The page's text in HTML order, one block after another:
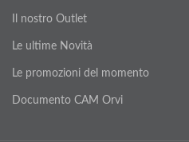
Il nostro Outlet
Le ultime Novità
Le promozioni del momento
Documento CAM Orvi